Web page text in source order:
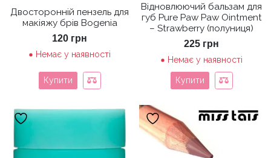
Двосторонній пензель для
макіяжу брів Bogenia
120 грн
Немає у наявності
Купити
Відновлюючий бальзам для
губ Pure Paw Paw Ointment
– Strawberry (полуниця)
225 грн
Немає у наявності
Купити